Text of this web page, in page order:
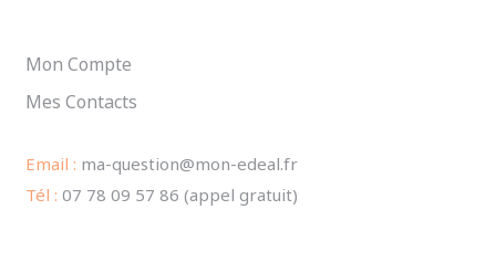
Mon Compte
Mes Contacts
Email : ma-question@mon-edeal.fr
Tél : 07 78 09 57 86 (appel gratuit)